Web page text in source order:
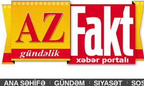
ANA SƏHİFƏ GÜNDƏM SIYASƏT